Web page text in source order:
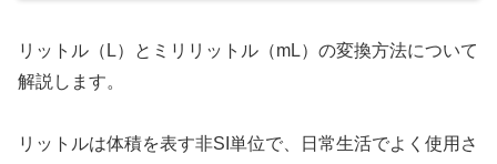
リットル（L）とミリリットル（mL）の変換方法について
解説します。
リットルは体積を表す非SI単位で、日常生活でよく使用さ